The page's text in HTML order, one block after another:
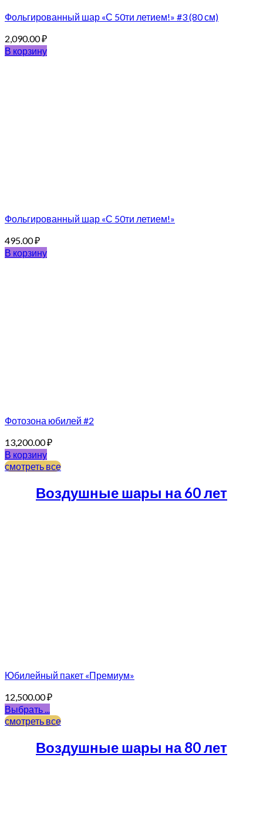
Фольгированный шар «С 50ти летием!» #3 (80 см)
2,090.00₽
В корзину
Фольгированный шар «С 50ти летием!»
495.00₽
В корзину
Фотозона юбилей #2
13,200.00₽
В корзину
смотреть все
Воздушные шары на 60 лет
Юбилейный пакет «Премиум»
12,500.00₽
Выбрать ...
смотреть все
Воздушные шары на 80 лет